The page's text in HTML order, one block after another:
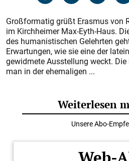
Großformatig grüßt Erasmus von
im Kirchheimer Max-Eyth-Haus.
des humanistischen Gelehrten
Erwartungen, wie sie eine der
gewidmete Ausstellung weckt.
man in der ehemaligen ...